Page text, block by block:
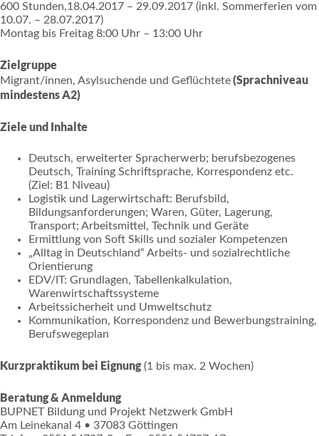
600 Stunden,18.04.2017 – 29.09.2017 (inkl. Sommerferien vom
10.07. – 28.07.2017)
Montag bis Freitag 8:00 Uhr – 13:00 Uhr
Zielgruppe
Migrant/innen, Asylsuchende und Geflüchtete(Sprachniveau
mindestens A2)
Ziele und Inhalte
Deutsch, erweiterter Spracherwerb; berufsbezogenes
Deutsch, Training Schriftsprache, Korrespondenz etc.
(Ziel: B1 Niveau)
Logistik und Lagerwirtschaft: Berufsbild,
Bildungsanforderungen; Waren, Güter, Lagerung,
Transport; Arbeitsmittel, Technik und Geräte
Ermittlung von Soft Skills und sozialer Kompetenzen
„Alltag in Deutschland“ Arbeits- und sozialrechtliche
Orientierung
EDV/IT: Grundlagen, Tabellenkalkulation,
Warenwirtschaftssysteme
Arbeitssicherheit und Umweltschutz
Kommunikation, Korrespondenz und Bewerbungstraining,
Berufswegeplan
Kurzpraktikum bei Eignung(1 bis max. 2 Wochen)
Beratung & Anmeldung
BUPNET Bildung und Projekt Netzwerk GmbH
Am Leinekanal 4 • 37083 Göttingen